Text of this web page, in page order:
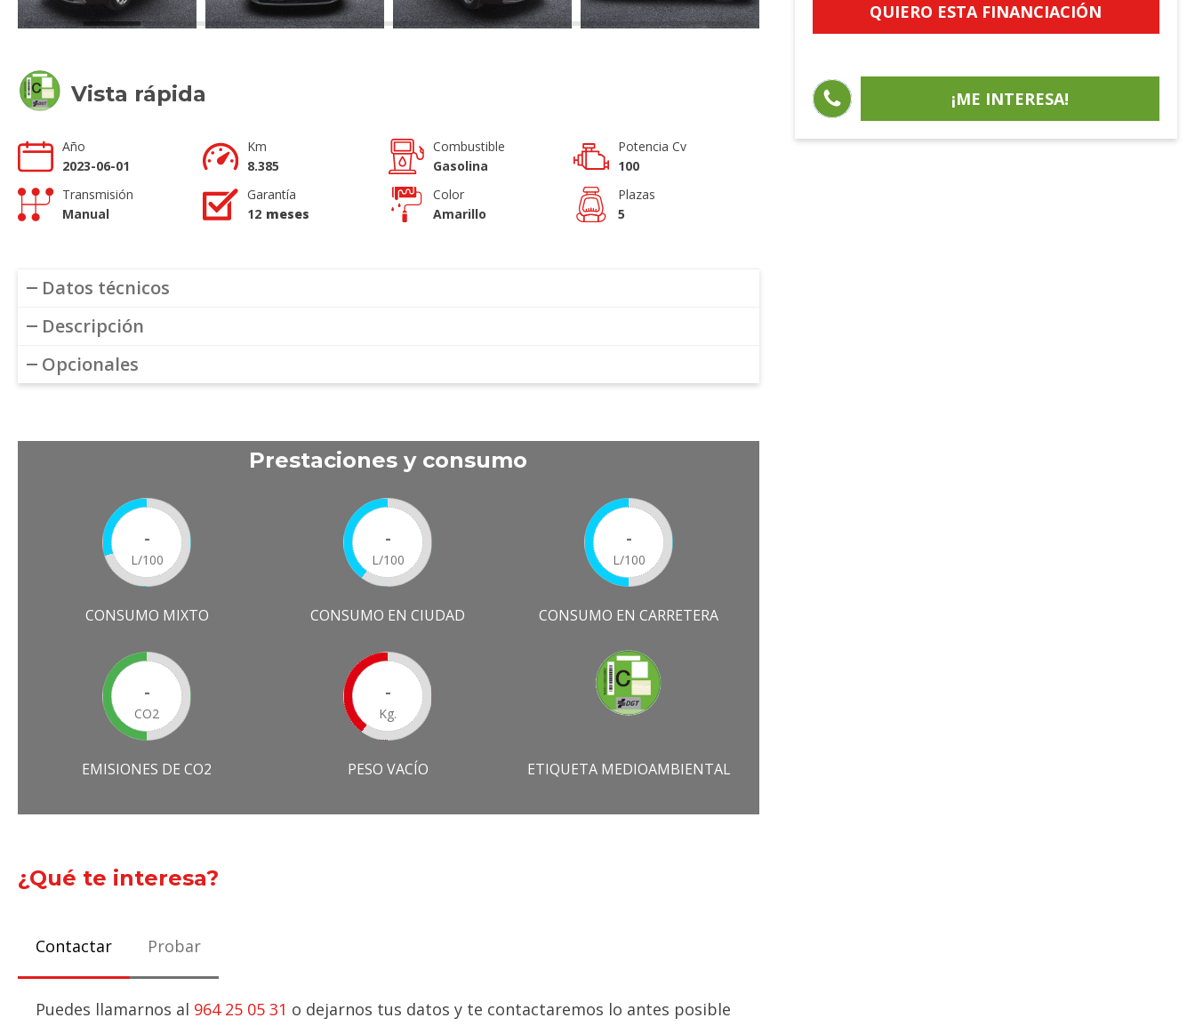
Vista rápida
Año
2023-06-01
Km
8.385
Combustible
Gasolina
Potencia Cv
100
Transmisión
Manual
Garantía
12 meses
Color
Amarillo
Plazas
5
Datos técnicos
Descripción
Opcionales
Prestaciones y consumo
-
L/100
CONSUMO MIXTO
-
L/100
CONSUMO EN CIUDAD
-
L/100
CONSUMO EN CARRETERA
-
CO2
EMISIONES DE CO2
-
Kg.
PESO VACÍO ETIQUETA MEDIOAMBIENTAL
¿Qué te interesa?
Contactar Probar
Puedes llamarnos al 964 25 05 31 o dejarnos tus datos y te contactaremos lo antes posible
QUIERO ESTA FINANCIACIÓN
¡ME INTERESA!